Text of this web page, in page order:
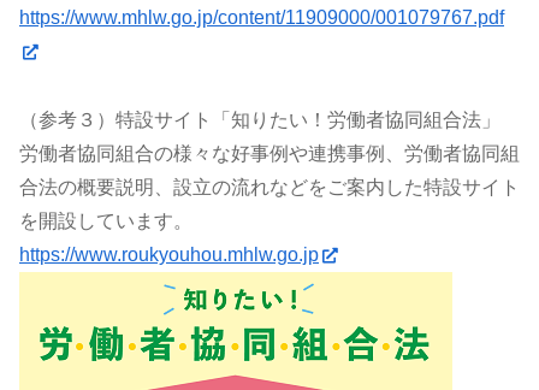
https://www.mhlw.go.jp/content/11909000/001079767.pdf
（参考３）特設サイト「知りたい！労働者協同組合法」
労働者協同組合の様々な好事例や連携事例、労働者協同組
合法の概要説明、設立の流れなどをご案内した特設サイト
を開設しています。
https://www.roukyouhou.mhlw.go.jp